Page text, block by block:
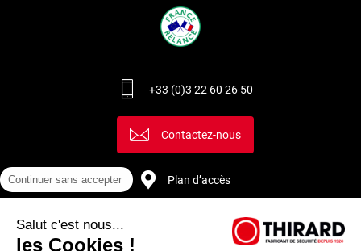
+33 (0)3 22 60 26 50
Contactez-nous
Plan d’accès
Continuer sans accepter
Salut c'est nous...
les Cookies !